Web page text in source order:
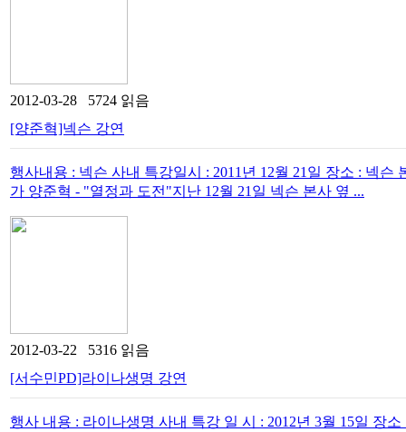
2012-03-28 5724 읽음
[양준혁]넥슨 강연
행사내용 : 넥슨 사내 특강일시 : 2011년 12월 21일 장소 : 넥
가 양준혁 - "열정과 도전"지난 12월 21일 넥슨 본사 옆 ...
2012-03-22 5316 읽음
[서수민PD]라이나생명 강연
행사 내용 : 라이나생명 사내 특강 일 시 : 2012년 3월 15일 장